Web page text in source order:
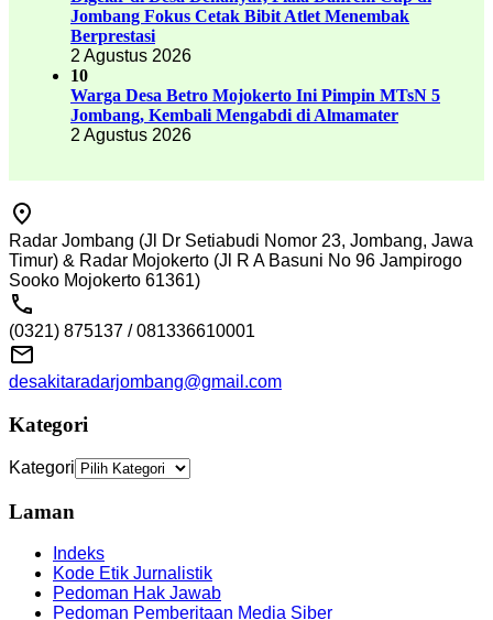
Jombang Fokus Cetak Bibit Atlet Menembak
Berprestasi
2 Agustus 2026
10
Warga Desa Betro Mojokerto Ini Pimpin MTsN 5
Jombang, Kembali Mengabdi di Almamater
2 Agustus 2026
Radar Jombang (Jl Dr Setiabudi Nomor 23, Jombang, Jawa
Timur) & Radar Mojokerto (Jl R A Basuni No 96 Jampirogo
Sooko Mojokerto 61361)
(0321) 875137 / 081336610001
desakitaradarjombang@gmail.com
Kategori
Kategori
Laman
Indeks
Kode Etik Jurnalistik
Pedoman Hak Jawab
Pedoman Pemberitaan Media Siber